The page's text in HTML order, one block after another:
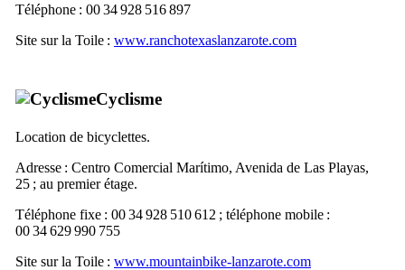
Téléphone : 00 34 928 516 897
Site sur la Toile : www.ranchotexaslanzarote.com
Cyclisme
Location de bicyclettes.
Adresse : Centro Comercial Marítimo, Avenida de Las Playas,
25 ; au premier étage.
Téléphone fixe : 00 34 928 510 612 ; téléphone mobile :
00 34 629 990 755
Site sur la Toile : www.mountainbike-lanzarote.com